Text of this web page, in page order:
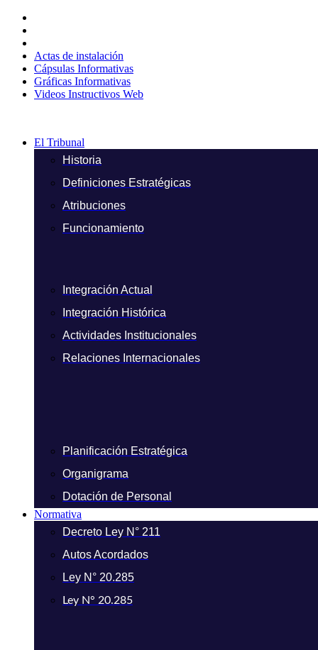
contenido
Actas de instalación
Cápsulas Informativas
Gráficas Informativas
Videos Instructivos Web
El Tribunal
Historia
Definiciones Estratégicas
Atribuciones
Funcionamiento
Integración Actual
Integración Histórica
Actividades Institucionales
Relaciones Internacionales
Planificación Estratégica
Organigrama
Dotación de Personal
Normativa
Decreto Ley N° 211
Autos Acordados
Ley N° 20.285
Ley N° 20.285